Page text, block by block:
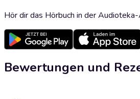
Hör dir das Hörbuch in der
Bewertungen und